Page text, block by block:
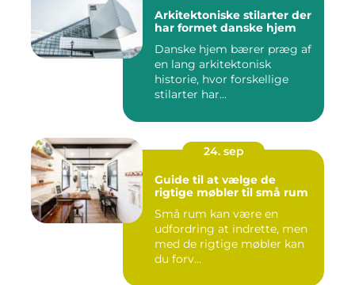
Arkitektoniske stilarter der
har formet danske hjem
Danske hjem bærer præg af
en lang arkitektonisk
historie, hvor forskellige
stilarter har...
24. sep
Guide til at vælge de
rigtige møbler til små rum
Små rum kan være en
udfordring at indrette, men
med de rigtige møbler kan
du forv...